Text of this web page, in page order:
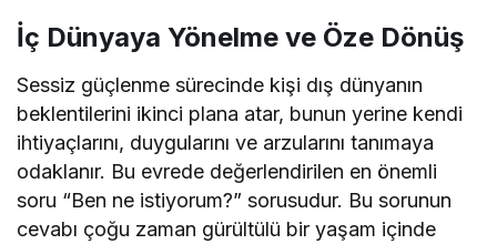
İç Dünyaya Yönelme ve Öze Dönüş
Sessiz güçlenme sürecinde kişi dış dünyanın
beklentilerini ikinci plana atar, bunun yerine kendi
ihtiyaçlarını, duygularını ve arzularını tanımaya
odaklanır. Bu evrede değerlendirilen en önemli
soru “Ben ne istiyorum?” sorusudur. Bu sorunun
cevabı çoğu zaman gürültülü bir yaşam içinde